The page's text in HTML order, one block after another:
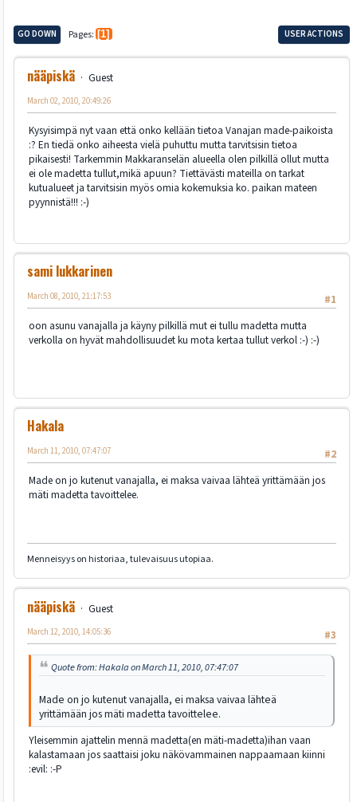
GO DOWN Pages 1 USER ACTIONS
nääpiskä Guest
March 02, 2010, 20:49:26
Kysyisimpä nyt vaan että onko kellään tietoa Vanajan made-paikoista
:? En tiedä onko aiheesta vielä puhuttu mutta tarvitsisin tietoa
pikaisesti! Tarkemmin Makkaranselän alueella olen pilkillä ollut mutta
ei ole madetta tullut,mikä apuun? Tiettävästi mateilla on tarkat
kutualueet ja tarvitsisin myös omia kokemuksia ko. paikan mateen
pyynnistä!!! :-)
sami lukkarinen
#1
March 08, 2010, 21:17:53
oon asunu vanajalla ja käyny pilkillä mut ei tullu madetta mutta
verkolla on hyvät mahdollisuudet ku mota kertaa tullut verkol :-) :-)
Hakala
#2
March 11, 2010, 07:47:07
Made on jo kutenut vanajalla, ei maksa vaivaa lähteä yrittämään jos
mäti madetta tavoittelee.
Menneisyys on historiaa, tulevaisuus utopiaa.
nääpiskä
Guest
#3
March 12, 2010, 14:05:36
Quote from: Hakala on March 11, 2010, 07:47:07
Made on jo kutenut vanajalla, ei maksa vaivaa lähteä
yrittämään jos mäti madetta tavoittelee.
Yleisemmin ajattelin mennä madetta(en mäti-madetta)ihan vaan
kalastamaan jos saattaisi joku näkövammainen nappaamaan kiinni
:evil: :-P